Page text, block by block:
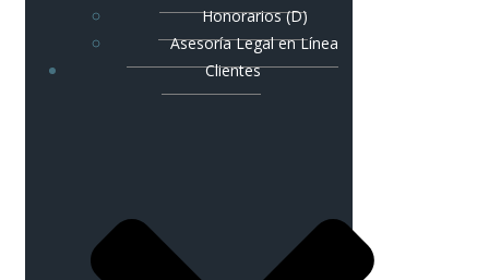
Honorarios (D)
Asesoría Legal en Línea
Clientes